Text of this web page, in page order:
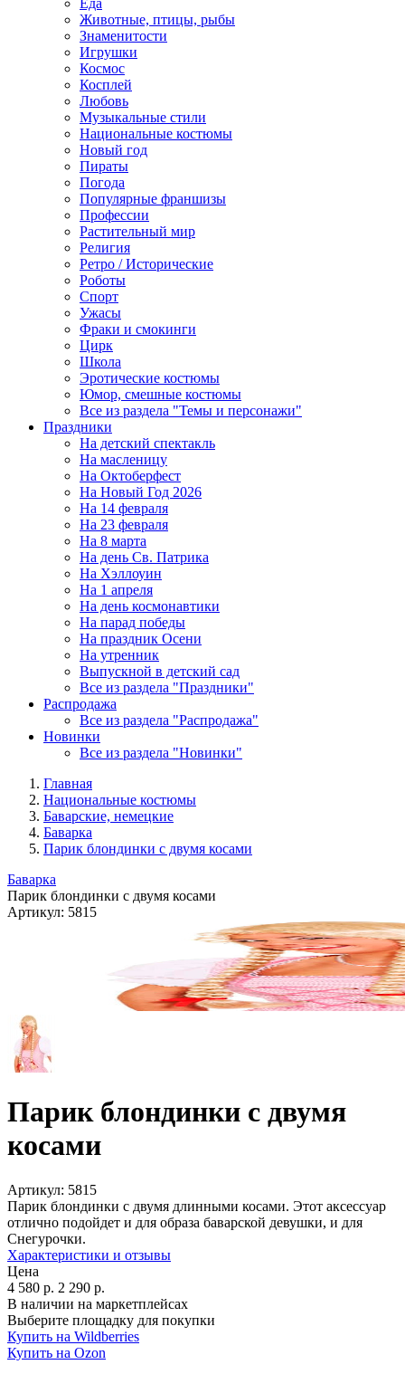
Еда
Животные, птицы, рыбы
Знаменитости
Игрушки
Космос
Косплей
Любовь
Музыкальные стили
Национальные костюмы
Новый год
Пираты
Погода
Популярные франшизы
Профессии
Растительный мир
Религия
Ретро / Исторические
Роботы
Спорт
Ужасы
Фраки и смокинги
Цирк
Школа
Эротические костюмы
Юмор, смешные костюмы
Все из раздела "Темы и персонажи"
Праздники
На детский спектакль
На масленицу
На Октоберфест
На Новый Год 2026
На 14 февраля
На 23 февраля
На 8 марта
На день Св. Патрика
На Хэллоуин
На 1 апреля
На день космонавтики
На парад победы
На праздник Осени
На утренник
Выпускной в детский сад
Все из раздела "Праздники"
Распродажа
Все из раздела "Распродажа"
Новинки
Все из раздела "Новинки"
Главная
Национальные костюмы
Баварские, немецкие
Баварка
Парик блондинки с двумя косами
Баварка
Парик блондинки с двумя косами
Артикул: 5815
Парик блондинки с двумя
косами
Артикул: 5815
Парик блондинки с двумя длинными косами. Этот аксессуар
отлично подойдет и для образа баварской девушки, и для
Снегурочки.
Характеристики и отзывы
Цена
4 580 р. 2 290 р.
В наличии на маркетплейсах
Выберите площадку для покупки
Купить на Wildberries
Купить на Ozon